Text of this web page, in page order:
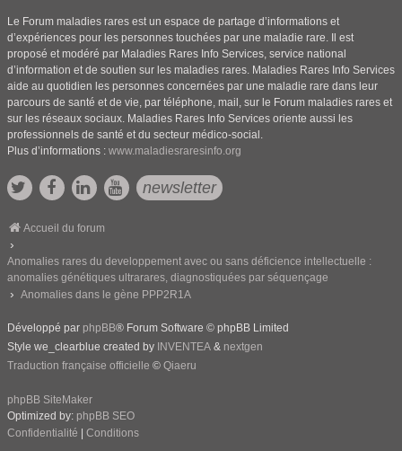
Le Forum maladies rares est un espace de partage d’informations et
d’expériences pour les personnes touchées par une maladie rare. Il est
proposé et modéré par Maladies Rares Info Services, service national
d’information et de soutien sur les maladies rares. Maladies Rares Info Services
aide au quotidien les personnes concernées par une maladie rare dans leur
parcours de santé et de vie, par téléphone, mail, sur le Forum maladies rares et
sur les réseaux sociaux. Maladies Rares Info Services oriente aussi les
professionnels de santé et du secteur médico-social.
Plus d’informations : www.maladiesraresinfo.org
newsletter
Accueil du forum
Anomalies rares du developpement avec ou sans déficience intellectuelle :
anomalies génétiques ultrarares, diagnostiquées par séquençage
Anomalies dans le gène PPP2R1A
Développé par phpBB® Forum Software © phpBB Limited
Style we_clearblue created by INVENTEA & nextgen
Traduction française officielle © Qiaeru
phpBB SiteMaker
Optimized by: phpBB SEO
Confidentialité
Conditions